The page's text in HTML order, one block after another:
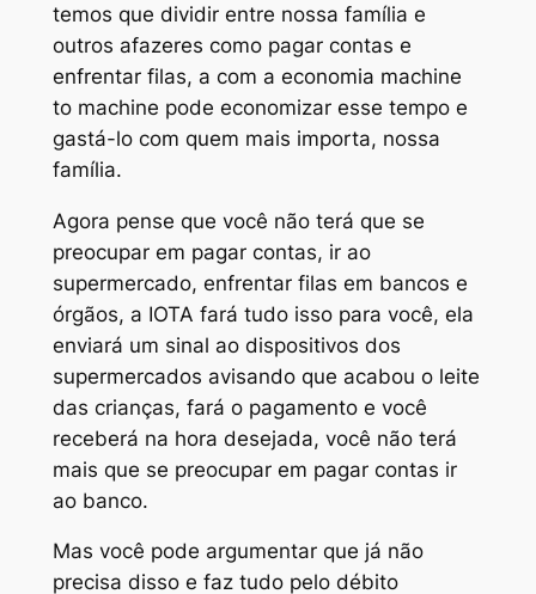
temos que dividir entre nossa família e
outros afazeres como pagar contas e
enfrentar filas, a com a economia machine
to machine pode economizar esse tempo e
gastá-lo com quem mais importa, nossa
família.
Agora pense que você não terá que se
preocupar em pagar contas, ir ao
supermercado, enfrentar filas em bancos e
órgãos, a IOTA fará tudo isso para você, ela
enviará um sinal ao dispositivos dos
supermercados avisando que acabou o leite
das crianças, fará o pagamento e você
receberá na hora desejada, você não terá
mais que se preocupar em pagar contas ir
ao banco.
Mas você pode argumentar que já não
precisa disso e faz tudo pelo débito